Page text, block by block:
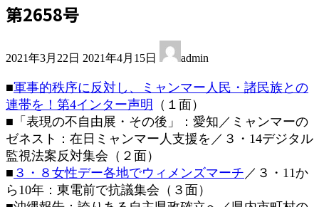
第2658号
2021年3月22日 終
新
日
時
:
2021年4月15日 admin
■軍事的秩序に反対し、ミャンマー人民・諸民族との
連帯を！第4インター声明
（１面）
■「表現の不自由展・その後」：愛知／ミャンマーの
ゼネスト：在日ミャンマー人支援を／３・14デジタル
監視法案反対集会（２面）
■ ３・８女性デー各地でウィメンズマーチ ／３・11か
ら10年：東電前で抗議集会（３面）